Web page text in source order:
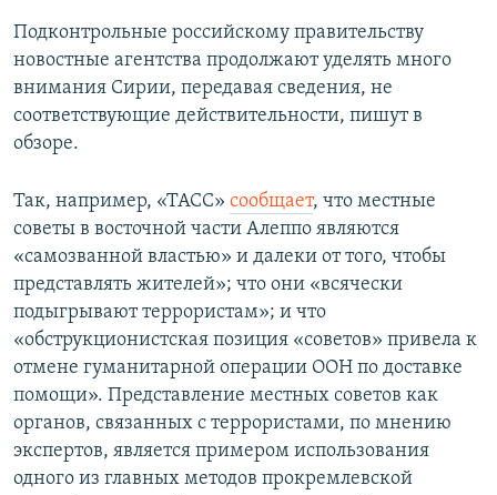
Подконтрольные российскому правительству
новостные агентства продолжают уделять много
внимания Сирии, передавая сведения, не
соответствующие действительности, пишут в
обзоре.
Так, например, «ТАСС» сообщает, что местные
советы в восточной части Алеппо являются
«самозванной властью» и далеки от того, чтобы
представлять жителей»; что они «всячески
подыгрывают террористам»; и что
«обструкционистская позиция «советов» привела к
отмене гуманитарной операции ООН по доставке
помощи». Представление местных советов как
органов, связанных с террористами, по мнению
экспертов, является примером использования
одного из главных методов прокремлевской